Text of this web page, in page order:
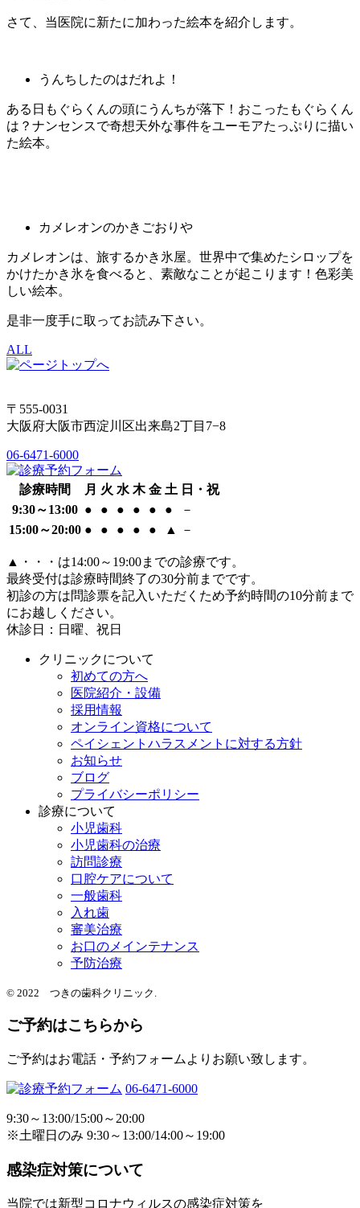
さて、当医院に新たに加わった絵本を紹介します。
うんちしたのはだれよ！
ある日もぐらくんの頭にうんちが落下！おこったもぐらくん
は？ナンセンスで奇想天外な事件をユーモアたっぷりに描い
た絵本。
カメレオンのかきごおりや
カメレオンは、旅するかき氷屋。世界中で集めたシロップを
かけたかき氷を食べると、素敵なことが起こります！色彩美
しい絵本。
是非一度手に取ってお読み下さい。
ALL
〒555-0031
大阪府大阪市西淀川区出来島2丁目7−8
06-6471-6000
診療時間 月 火 水 木 金 土 日・祝
9:30～13:00 ● ● ● ● ● ●
－
15:00～20:00 ● ● ● ● ● ▲ －
▲
・・・は14:00～19:00までの診療です。
最終受付は診療時間終了の30分前までです。
初診の方は問診票を記入いただくため予約時間の10分前まで
にお越しください。
休診日：日曜、祝日
クリニックについて
初めての方へ
医院紹介・設備
採用情報
オンライン資格について
ペイシェントハラスメントに対する方針
お知らせ
ブログ
プライバシーポリシー
診療について
小児歯科
小児歯科の治療
訪問診療
口腔ケアについて
一般歯科
入れ歯
審美治療
お口のメインテナンス
予防治療
© 2022 つきの歯科クリニック.
ご予約はこちらから
ご予約はお電話・予約フォームよりお願い致します。
06-6471-6000
9:30～13:00/15:00～20:00
※土曜日のみ 9:30～13:00/14:00～19:00
感染症対策について
当院では新型コロナウィルスの感染症対策を